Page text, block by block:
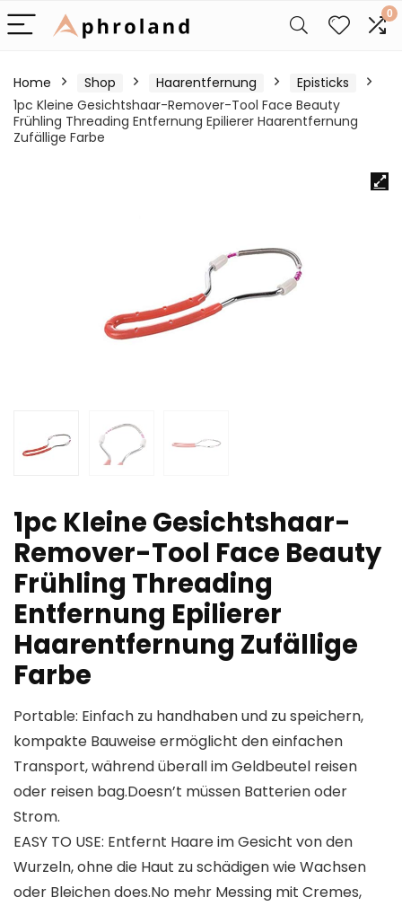
0
Home Shop Haarentfernung
Episticks
1pc Kleine Gesichtshaar-Remover-Tool Face Beauty
Frühling Threading Entfernung Epilierer Haarentfernung
Zufällige Farbe
1pc Kleine Gesichtshaar-
Remover-Tool Face Beauty
Frühling Threading
Entfernung Epilierer
Haarentfernung Zufällige
Farbe
Portable: Einfach zu handhaben und zu speichern,
kompakte Bauweise ermöglicht den einfachen
Transport, während überall im Geldbeutel reisen
oder reisen bag.Doesn’t müssen Batterien oder
Strom.
EASY TO USE: Entfernt Haare im Gesicht von den
Wurzeln, ohne die Haut zu schädigen wie Wachsen
oder Bleichen does.No mehr Messing mit Cremes,